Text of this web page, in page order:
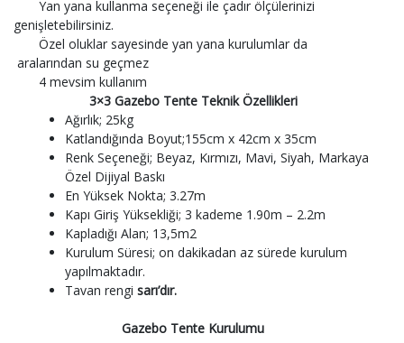
Yan yana kullanma seçeneği ile çadır ölçülerinizi
genişletebilirsiniz.
Özel oluklar sayesinde yan yana kurulumlar da
aralarından su geçmez
4 mevsim kullanım
3×3 Gazebo Tente Teknik Özellikleri
Ağırlık; 25kg
Katlandığında Boyut;155cm x 42cm x 35cm
Renk Seçeneği; Beyaz, Kırmızı, Mavi, Siyah, Markaya
Özel Dijiyal Baskı
En Yüksek Nokta; 3.27m
Kapı Giriş Yüksekliği; 3 kademe 1.90m – 2.2m
Kapladığı Alan; 13,5m2
Kurulum Süresi; on dakikadan az sürede kurulum
yapılmaktadır.
Tavan rengi sarı’dır.
Gazebo Tente Kurulumu